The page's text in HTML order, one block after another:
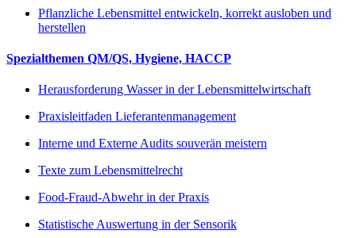
Pflanzliche Lebensmittel entwickeln, korrekt ausloben und
herstellen
Spezialthemen QM/QS, Hygiene, HACCP
Herausforderung Wasser in der Lebensmittelwirtschaft
Praxisleitfaden Lieferantenmanagement
Interne und Externe Audits souverän meistern
Texte zum Lebensmittelrecht
Food-Fraud-Abwehr in der Praxis
Statistische Auswertung in der Sensorik